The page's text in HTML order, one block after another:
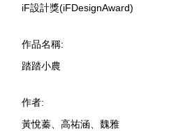
iF設計獎(iFDesignAward)
作品名稱:
踏踏小農
作者:
黃悅蓁、高祐涵、魏雅